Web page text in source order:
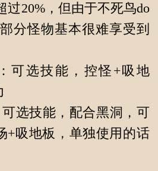
过20%，但由于不死鸟do
分怪物基本很难享受到
：可选技能，控怪+吸地
可选技能，配合黑洞，可
+吸地板，单独使用的话